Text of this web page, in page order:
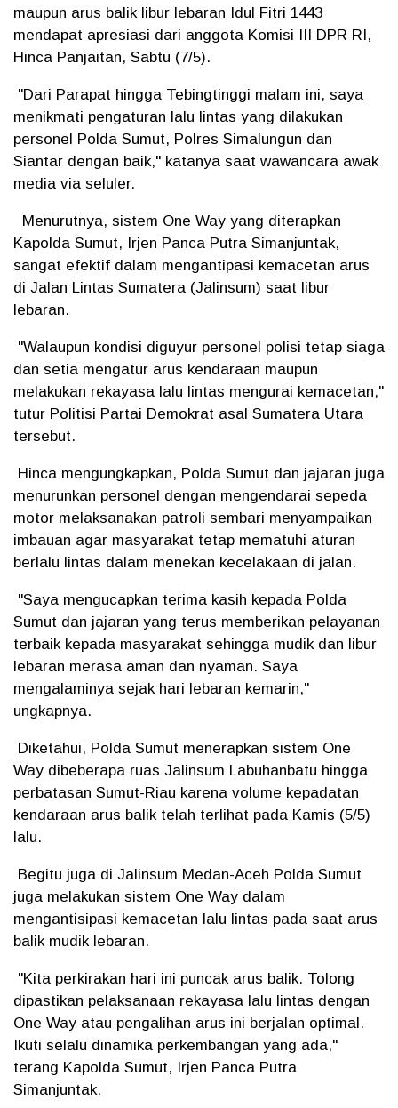
maupun arus balik libur lebaran Idul Fitri 1443
mendapat apresiasi dari anggota Komisi III DPR RI,
Hinca Panjaitan, Sabtu (7/5).
"Dari Parapat hingga Tebingtinggi malam ini, saya
menikmati pengaturan lalu lintas yang dilakukan
personel Polda Sumut, Polres Simalungun dan
Siantar dengan baik," katanya saat wawancara awak
media via seluler.
Menurutnya, sistem One Way yang diterapkan
Kapolda Sumut, Irjen Panca Putra Simanjuntak,
sangat efektif dalam mengantipasi kemacetan arus
di Jalan Lintas Sumatera (Jalinsum) saat libur
lebaran.
"Walaupun kondisi diguyur personel polisi tetap siaga
dan setia mengatur arus kendaraan maupun
melakukan rekayasa lalu lintas mengurai kemacetan,"
tutur Politisi Partai Demokrat asal Sumatera Utara
tersebut.
Hinca mengungkapkan, Polda Sumut dan jajaran juga
menurunkan personel dengan mengendarai sepeda
motor melaksanakan patroli sembari menyampaikan
imbauan agar masyarakat tetap mematuhi aturan
berlalu lintas dalam menekan kecelakaan di jalan.
"Saya mengucapkan terima kasih kepada Polda
Sumut dan jajaran yang terus memberikan pelayanan
terbaik kepada masyarakat sehingga mudik dan libur
lebaran merasa aman dan nyaman. Saya
mengalaminya sejak hari lebaran kemarin,"
ungkapnya.
Diketahui, Polda Sumut menerapkan sistem One
Way dibeberapa ruas Jalinsum Labuhanbatu hingga
perbatasan Sumut-Riau karena volume kepadatan
kendaraan arus balik telah terlihat pada Kamis (5/5)
lalu.
Begitu juga di Jalinsum Medan-Aceh Polda Sumut
juga melakukan sistem One Way dalam
mengantisipasi kemacetan lalu lintas pada saat arus
balik mudik lebaran.
"Kita perkirakan hari ini puncak arus balik. Tolong
dipastikan pelaksanaan rekayasa lalu lintas dengan
One Way atau pengalihan arus ini berjalan optimal.
Ikuti selalu dinamika perkembangan yang ada,"
terang Kapolda Sumut, Irjen Panca Putra
Simanjuntak.